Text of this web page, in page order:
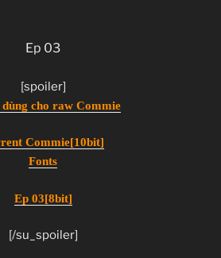
Ep 03
[spoiler]
dùng cho raw Commie
Commie[10bit]
Fonts
Ep 03[8bit]
[/su_spoiler]